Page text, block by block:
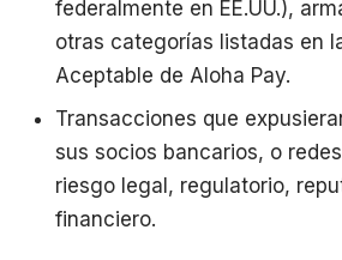
federalmente en EE.UU.),
otras categorías listadas en
Aceptable de Aloha Pay.
Transacciones que
sus socios bancarios, o
riesgo legal, regulatorio,
financiero.